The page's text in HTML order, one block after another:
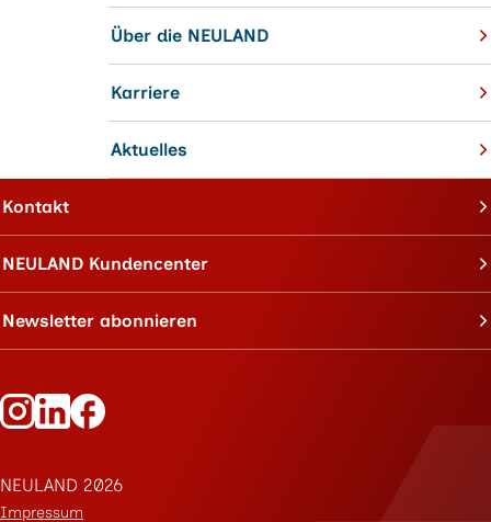
Über die NEULAND
Karriere
Aktuelles
Kontakt
NEULAND Kundencenter
Newsletter abonnieren
NEULAND 2026
Impressum
Folge Neuland auf Instagram
Folge Neuland auf LinkedIn
Folge Neuland auf Facebook